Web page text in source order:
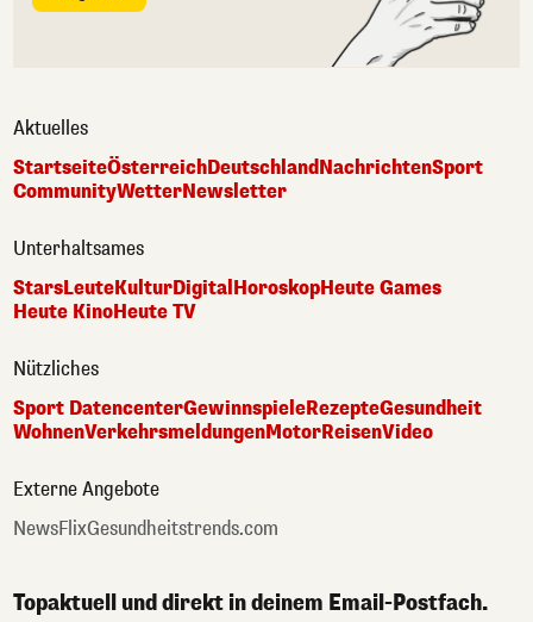
Aktuelles
StartseiteÖsterreichDeutschlandNachrichtenSport
CommunityWetterNewsletter
Unterhaltsames
StarsLeuteKulturDigitalHoroskopHeute Games
Heute KinoHeute TV
Nützliches
Sport DatencenterGewinnspieleRezepteGesundheit
WohnenVerkehrsmeldungenMotorReisenVideo
Externe Angebote
NewsFlixGesundheitstrends.com
Topaktuell und direkt in deinem Email-Postfach.